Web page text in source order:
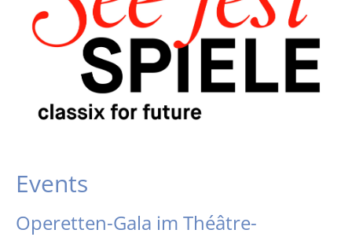
Events
Operetten-Gala im Théâtre-